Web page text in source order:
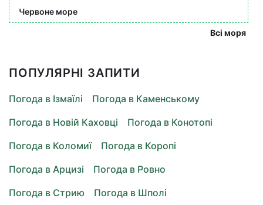
Червоне море
Всі моря
ПОПУЛЯРНІ ЗАПИТИ
Погода в Ізмаїлі
Погода в Каменському
Погода в Новій Каховці
Погода в Конотопі
Погода в Коломиї
Погода в Коропі
Погода в Арцизі
Погода в Ровно
Погода в Стрию
Погода в Шполі